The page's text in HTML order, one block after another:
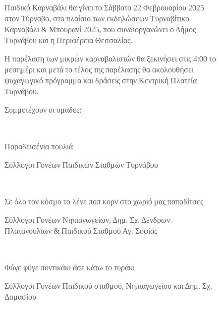
Παιδικό Καρναβάλι θα γίνει το Σάββατο 22 Φεβρουαρίου 2025
στον Τύρναβο, στο πλαίσιο των εκδηλώσεων Τυρναβίτικο
Καρναβάλι & Μπουρανί 2025, που συνδιοργανώνει ο Δήμος
Τυρνάβου και η Περιφέρεια Θεσσαλίας.
Η παρέλαση των μικρών καρναβαλιστών θα ξεκινήσει στις 4:00 το
μεσημέρι και μετά το τέλος της παρέλασης θα ακολουθήσει
ψυχαγωγικό πρόγραμμα και δράσεις στην Κεντρική Πλατεία
Τυρνάβου.
Συμμετέχουν οι ομάδες:
Παραδεισένια πουλιά
Σύλλογοι Γονέων Παιδικών Σταθμών Τυρνάβου
Σε όλο τον κόσμο το λένε ποπ κορν στο χωριό μας παπαδίτσες
Σύλλογοι Γονέων Νηπιαγωγείων, Δημ. Σχ. Δένδρων-
Πλατανουλίων & Παιδικού Σταθμού Αγ. Σοφίας
Φύγε φύγε ποντικάκι άσε κάτω το τυράκι
Σύλλογοι Γονέων Παιδικού σταθμού, Νηπιαγωγείου και Δημ. Σχ.
Δαμασίου